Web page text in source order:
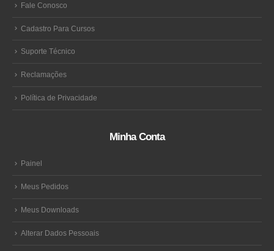
Fale Conosco
Cadastro Para Cursos
Suporte Técnico
Reclamações
Política de Privacidade
Minha Conta
Painel
Meus Pedidos
Meus Downloads
Alterar Dados Pessoais